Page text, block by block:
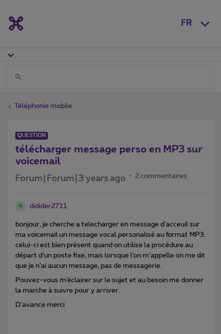
FR
Téléphonie mobile
QUESTION
télécharger message perso en MP3 sur
voicemail
Forum|Forum|3 years ago 2 commentaires
D didider2711
bonjour, je cherche a telecharger en message d’acceuil sur
ma voicemail un message vocal personalisé au format MP3.
celui-ci est bien présent quand on utilise la procédure au
départ d’un poste fixe, mais lorsque l’on m’appelle on me dit
que je n’ai aucun message, pas de messagerie.
Pouvez-vous m’éclairer sur le sujet et au besoin me donner
la marche à suivre pour y arriver.
D’avance merci